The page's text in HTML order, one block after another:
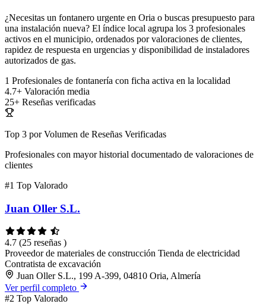
¿Necesitas un fontanero urgente en Oria o buscas presupuesto para
una instalación nueva? El índice local agrupa los 3 profesionales
activos en el municipio, ordenados por valoraciones de clientes,
rapidez de respuesta en urgencias y disponibilidad de instaladores
autorizados de gas.
1 Profesionales de fontanería con ficha activa en la localidad
4.7+ Valoración media
25+ Reseñas verificadas
Top 3 por Volumen de Reseñas Verificadas
Profesionales con mayor historial documentado de valoraciones de
clientes
#1 Top Valorado
Juan Oller S.L.
4.7 (25 reseñas )
Proveedor de materiales de construcción Tienda de electricidad
Contratista de excavación
Juan Oller S.L., 199 A-399, 04810 Oria, Almería
Ver perfil completo
#2 Top Valorado